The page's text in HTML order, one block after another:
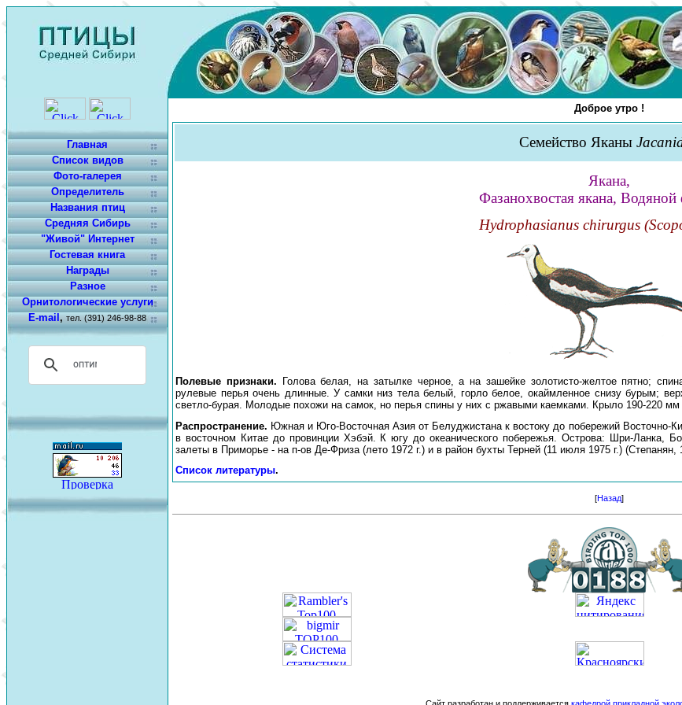
Главная
Список видов
Фото-галерея
Определитель
Названия птиц
Средняя Сибирь
"Живой" Интернет
Гостевая книга
Награды
Разное
Орнитологические услуги
E-mail,тел. (391) 246-98-88
Доброе утро !
Семейство Яканы
Якана,
Фазанохвостая якана, Водяной
Hydrophasianus chirurgus
Полевые признаки.
Голова белая, на затылке черное, а на зашейке золотисто-желтое пятно;
рулевые перья очень длинные. У самки низ тела белый, горло белое, окаймленное снизу бурым;
светло-бурая. Молодые похожи на самок, но перья спины у них с ржавыми каемками. Крыло 190-220
Распространение. Южная и Юго-Восточная Азия от Белуджистана к востоку до побережий Восточно-
в восточном Китае до провинции Хэбэй. К югу до океанического побережья. Острова: Шри-Ланка,
залеты в Приморье - на п-ов Де-Фриза (лето 1972 г.) и в район бухты Терней (11 июля 1975 г.) (Степанян,
Список литературы.
[Назад]